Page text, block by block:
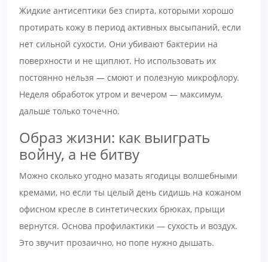
Жидкие антисептики без спирта, которыми хорошо
протирать кожу в период активных высыпаний, если
нет сильной сухости. Они убивают бактерии на
поверхности и не щиплют. Но использовать их
постоянно нельзя — смоют и полезную микрофлору.
Неделя обработок утром и вечером — максимум,
дальше только точечно.
Образ жизни: как выиграть
войну, а не битву
Можно сколько угодно мазать ягодицы волшебными
кремами, но если ты целый день сидишь на кожаном
офисном кресле в синтетических брюках, прыщи
вернутся. Основа профилактики — сухость и воздух.
Это звучит прозаично, но попе нужно дышать.